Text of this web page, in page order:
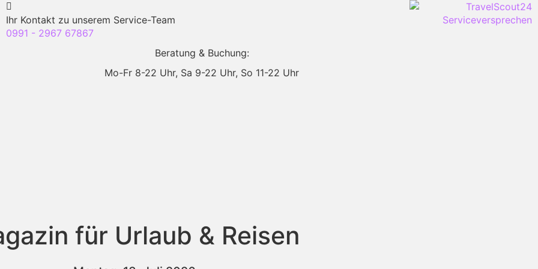
Ihr Kontakt zu unserem Service-Team
0991 - 2967 67867
Beratung & Buchung:
Mo-Fr 8-22 Uhr, Sa 9-22 Uhr, So 11-22 Uhr
für Urlaub & Reisen